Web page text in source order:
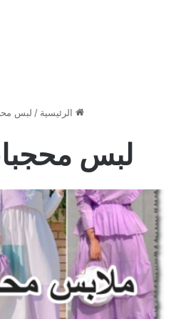
الرئيسية / لبس
لبس